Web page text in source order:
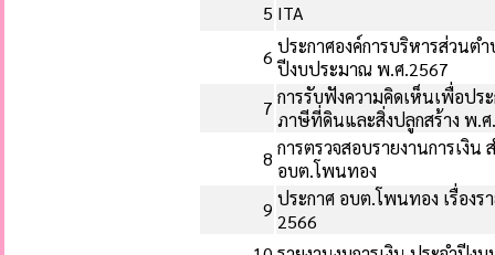
5 ITA
6 ประกาศองค์การบริหารส่วนต
ปีงบประมาณ พ.ศ.2567
7 การรับฟังความคิดเห็นเพื่อป
ภาษีที่ดินและสิ่งปลูกสร้าง พ.ศ
8 การตรวจสอบรายงานการเงิ
อบต.โพนทอง
9 ประกาศ อบต.โพนทอง เรื่องร
2566